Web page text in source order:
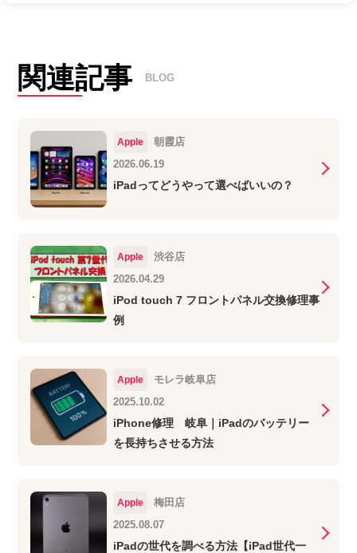
関連記事 BLOG
Apple
朝霞店
2026.06.19
iPadってどうやって選べばいいの？
Apple
渋谷店
2026.04.29
iPod touch 7 フロントパネル交換修理事
例
Apple
モレラ岐阜店
2025.10.02
iPhone修理 岐阜｜iPadのバッテリー
を長持ちさせる方法
Apple
梅田店
2025.08.07
iPadの世代を調べる方法【iPad世代一